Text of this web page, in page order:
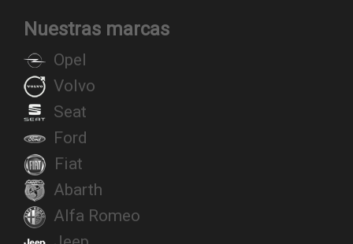
Nuestras marcas
Opel
Volvo
Seat
Ford
Fiat
Abarth
Alfa Romeo